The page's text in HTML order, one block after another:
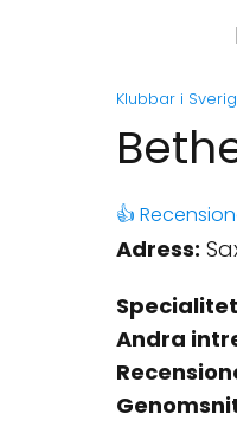
Klubbar i
👍
Adress:
Andra